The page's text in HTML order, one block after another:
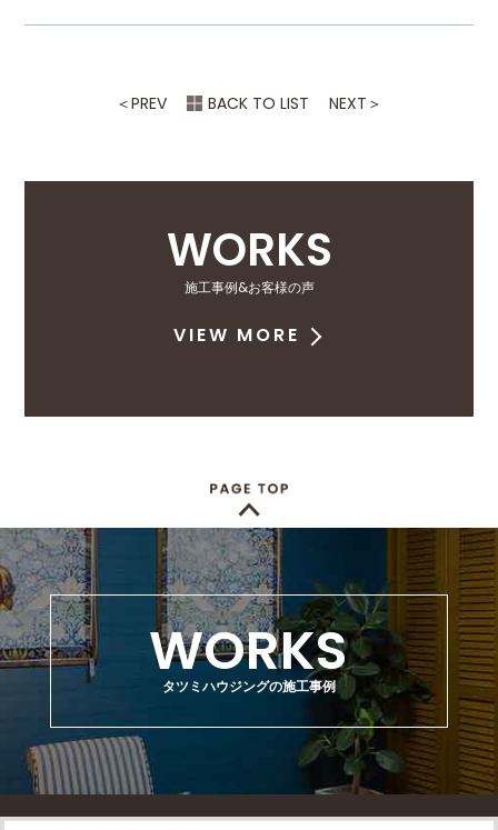
＜PREV BACK TO LIST NEXT ＞
WORKS
施工事例&お客様の声
VIEW MORE
WORKS
タツミハウジングの施工事例